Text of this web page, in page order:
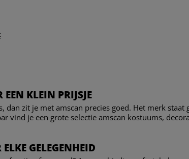
KLEIN PRIJSJE
zit je met amscan precies goed. Het merk
vind je een grote selectie amscan kostuums,
GELEGENHEID